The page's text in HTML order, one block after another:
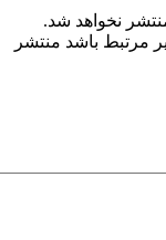
نخواهد شد.
مرتبط باشد منتشر